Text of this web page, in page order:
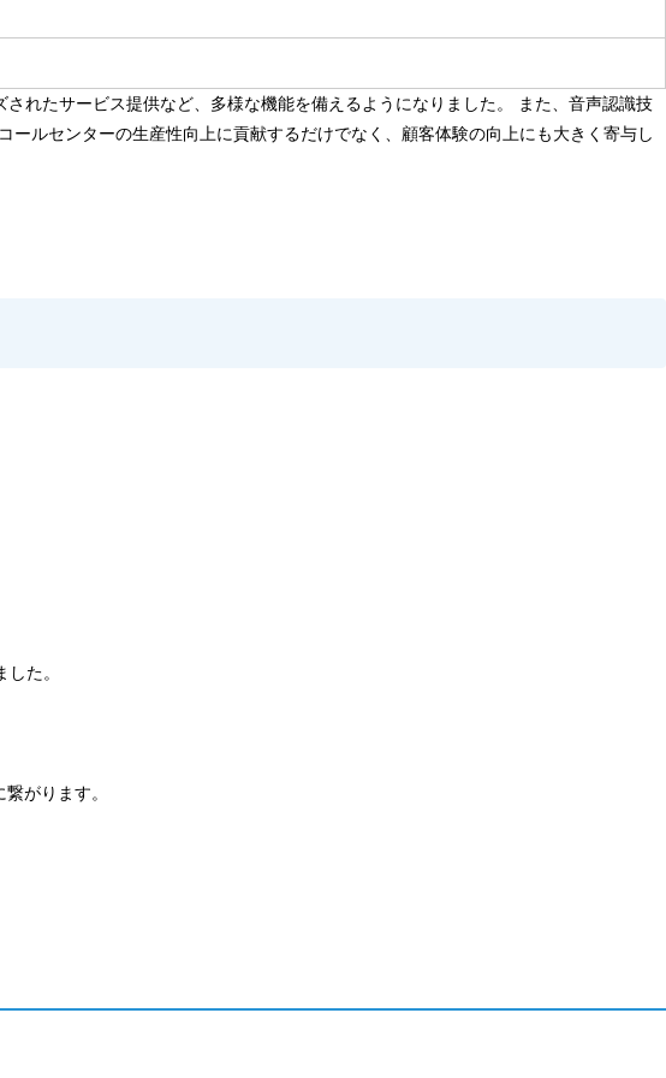
れたサービス提供など、多様な機能を備えるようになりました。 また、音声認識技
ルセンターの生産性向上に貢献するだけでなく、顧客体験の向上にも大きく寄与し
た。
がります。